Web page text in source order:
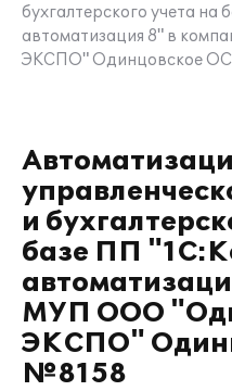
бухгалтерского учета на
автоматизация 8" в
ЭКСПО" Одинцовское
и
базе ПП
МУП ООО
ЭКСПО"
№8158